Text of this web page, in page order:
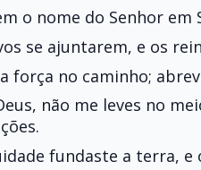
o nome do Senhor em
se ajuntarem, e os
força no caminho;
não me leves no
fundaste a terra, e